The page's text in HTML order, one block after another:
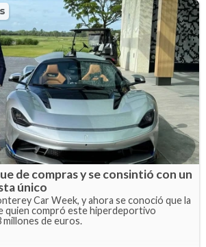
de compras y se consintió con un
único
Car Week, y ahora se conoció que la
quien compró este hiperdeportivo
millones de euros.